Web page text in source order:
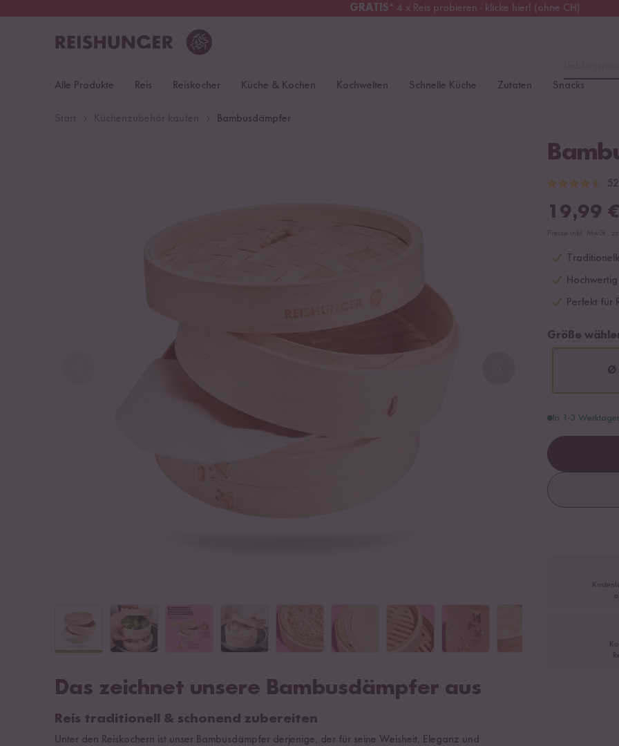
GRATIS* 4 x Reis probieren - klicke hier! (ohne CH)
Kostenloser Versand
Alle Produkte
Reis Reiskocher Küche & Kochen Kochwelten Schnelle Küche Zutaten Snacks
Bambusdämpfer
52
19,99 €
Perfekt für
Größe
Ø
In 1-3
Das zeichnet unsere Bambusdämpfer aus
Reis traditionell & schonend zubereiten
Unter den Reiskochern ist unser Bambusdämpfer derjenige, der für seine Weisheit, Eleganz und